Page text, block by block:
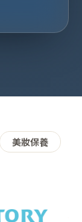
美妝保養